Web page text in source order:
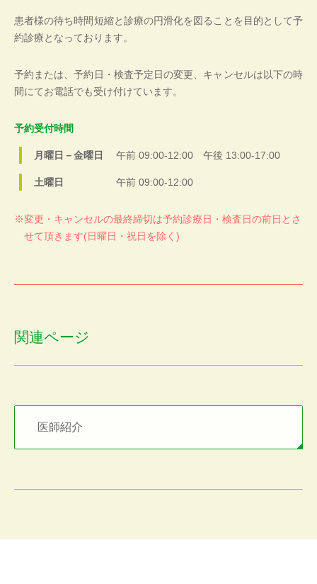
患者様の待ち時間短縮と診療の円滑化を図ることを目的として予
約診療となっております。
予約または、予約日・検査予定日の変更、キャンセルは以下の時
間にてお電話でも受け付けています。
予約受付時間
月曜日－金曜日 午前 09:00-12:00 午後 13:00-17:00
土曜日 午前 09:00-12:00
変更・キャンセルの最終締切は予約診療日・検査日の前日とさ
せて頂きます(日曜日・祝日を除く)
関連ページ
医師紹介